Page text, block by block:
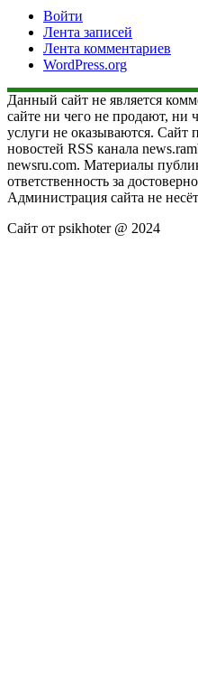
Войти
Лента записей
Лента комментариев
WordPress.org
Данный сайт не является
сайте ни чего не продают, ни
услуги не оказываются. Сайт
новостей RSS канала
newsru.com. Материалы
ответственность за
Администрация сайта не
Сайт от psikhoter @ 2024